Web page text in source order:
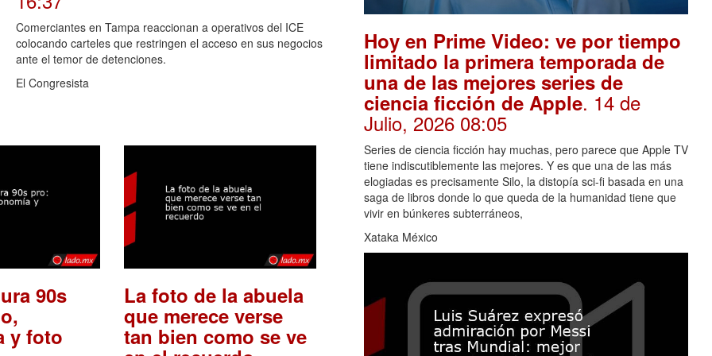
Comerciantes en Tampa reaccionan a operativos del ICE
colocando carteles que restringen el acceso en sus negocios
ante el temor de detenciones.
El Congresista
90s
y foto
La foto de la abuela
que merece verse
tan bien como se ve
Hoy en Prime Video: ve por tiempo
limitado la primera temporada de
una de las mejores series de
ciencia ficción de Apple. 14 de
Julio, 2026 08:05
Series de ciencia ficción hay muchas, pero parece que Apple TV
tiene indiscutiblemente las mejores. Y es que una de las más
elogiadas es precisamente Silo, la distopía sci-fi basada en una
saga de libros donde lo que queda de la humanidad tiene que
vivir en búnkeres subterráneos,
Xataka México